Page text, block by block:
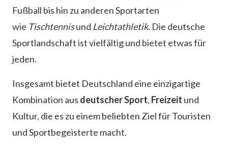
Fußball bis hin zu anderen Sportarten
wie Tischtennisund Leichtathletik. Die deutsche
Sportlandschaft ist vielfältig und bietet etwas für
jeden.
Insgesamt bietet Deutschland eine einzigartige
Kombination aus deutscher Sport, Freizeit und
Kultur, die es zu einem beliebten Ziel für Touristen
und Sportbegeisterte macht.